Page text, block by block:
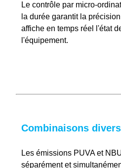
Le contrôle par micro-
la durée garantit la
affiche en temps réel l'état
l'équipement.
Combinaisons
Les émissions PUVA et
séparément et